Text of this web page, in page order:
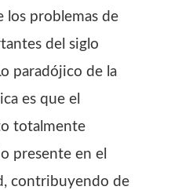
los problemas de
del siglo
paradójico de la
es que el
totalmente
presente en el
contribuyendo de